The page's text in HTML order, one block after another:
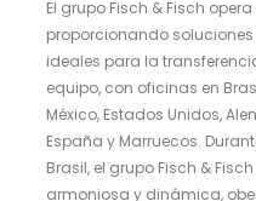
El grupo Fisch & Fisch
proporcionando
ideales para la
equipo, con oficinas en
México, Estados Unidos,
España y Marruecos.
Brasil, el grupo Fisch &
armoniosa y dinámica,